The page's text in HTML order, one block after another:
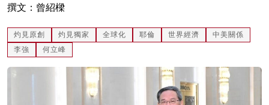
撰文：曾紹樑
灼見原創 灼見獨家 全球化 耶倫 世界經濟
中美關係
李強
何立峰